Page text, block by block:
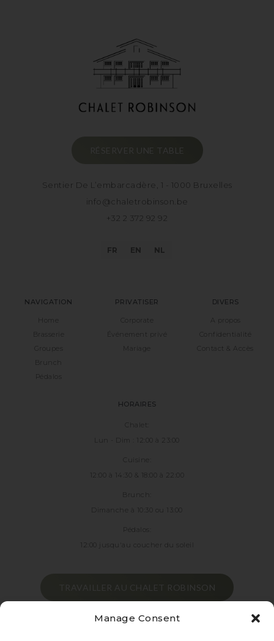
Manage Consent
RÉSERVER UNE TABLE
Sentier De L’embarcadère, 1 - 1000 Bruxelles
info@chaletrobinson.be
+32 2 372 92 92
FR EN NL
NAVIGATION
Home
Brasserie
Groupes
Brunch
Pédalos
PRIVATISER
Corporate
Événement privé
Mariage
DIVERS
A propos
Confidentialité
Contact & Accès
HORAIRES
Chalet:
Lun - Dim : 12:00 à 23:00
Cuisine:
12:00 à 14:30 & 18:00 à 22:00
Brunch:
Dimanche à 10:30 ou 13:00
Pédalos:
12:00 jusqu'au coucher du soleil
TRAVAILLER AU CHALET ROBINSON
1€ par personne pour la traversée du lac aller/retour